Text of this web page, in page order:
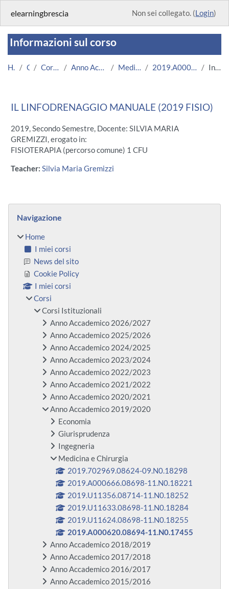
elearningbrescia Non sei collegato. (Login)
Informazioni sul corso
Home Corsi Corsi Istituzionali Anno Accademico 2019/2020 Medicina e Chirurgia 2019.A000620.08694-11.N0.17455 Introduzione
IL LINFODRENAGGIO MANUALE (2019 FISIO)
2019, Secondo Semestre, Docente: SILVIA MARIA
GREMIZZI, erogato in:
FISIOTERAPIA (percorso comune) 1 CFU
Teacher: Silvia Maria Gremizzi
Blocchi
Navigazione
Home
I miei corsi
News del sito
Cookie Policy
I miei corsi
Corsi
Corsi Istituzionali
Anno Accademico 2026/2027
Anno Accademico 2025/2026
Anno Accademico 2024/2025
Anno Accademico 2023/2024
Anno Accademico 2022/2023
Anno Accademico 2021/2022
Anno Accademico 2020/2021
Anno Accademico 2019/2020
Economia
Giurisprudenza
Ingegneria
Medicina e Chirurgia
2019.702969.08624-09.N0.18298
2019.A000666.08698-11.N0.18221
2019.U11356.08714-11.N0.18252
2019.U11633.08698-11.N0.18284
2019.U11624.08698-11.N0.18255
2019.A000620.08694-11.N0.17455
Anno Accademico 2018/2019
Anno Accademico 2017/2018
Anno Accademico 2016/2017
Anno Accademico 2015/2016